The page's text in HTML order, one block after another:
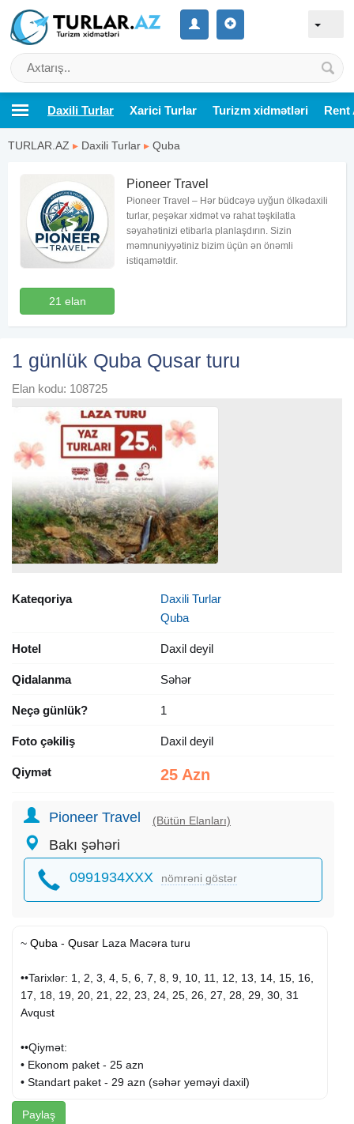
Daxili Turlar Xarici Turlar Turizm xidmətləri Rent
TURLAR.AZ ▸ Daxili Turlar ▸ Quba
21 elan
Pioneer Travel
Pioneer Travel – Hər büdcəyə uyğun ölkədaxili
turlar, peşəkar xidmət və rahat təşkilatla
səyahətinizi etibarla planlaşdırın. Sizin
məmnuniyyətiniz bizim üçün ən önəmli
istiqamətdir.
1 günlük Quba Qusar turu
Elan kodu: 108725
Kateqoriya
Daxili Turlar
Quba
Hotel Daxil deyil
Qidalanma Səhər
Neçə günlük? 1
Foto çəkiliş Daxil deyil
Qiymət 25 Azn
Pioneer Travel (Bütün Elanları)
Bakı şəhəri
0991934XXX nömrəni göstər
~ Quba - Qusar Laza Macəra turu
••Tarixlər: 1, 2, 3, 4, 5, 6, 7, 8, 9, 10, 11, 12, 13, 14, 15, 16,
17, 18, 19, 20, 21, 22, 23, 24, 25, 26, 27, 28, 29, 30, 31
Avqust
••Qiymət:
• Ekonom paket - 25 azn
• Standart paket - 29 azn (səhər yeməyi daxil)
✓Qiymətə daxildir:
Paylaş